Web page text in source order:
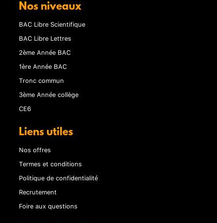
Nos niveaux
BAC Libre Scientifique
BAC Libre Lettres
2ème Année BAC
1ère Année BAC
Tronc commun
3ème Année collège
CE6
Liens utiles
Nos offres
Termes et conditions
Politique de confidentialité
Recrutement
Foire aux questions